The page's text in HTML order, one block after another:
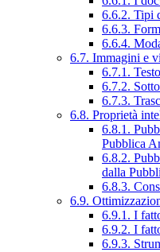
6.6.2. Tipi
6.6.3.
6.6.4.
6.7. Immagini e
6.7.1.
6.7.2.
6.7.3.
6.8. Proprietà
6.8.1.
Pubblica
6.8.2.
dalla
6.8.3.
6.9.
6.9.1. I
6.9.2. I
6.9.3.